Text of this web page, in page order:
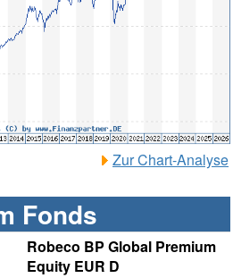
Zur Chart-Analyse
Fonds
Robeco BP Global Premium
Equity EUR D